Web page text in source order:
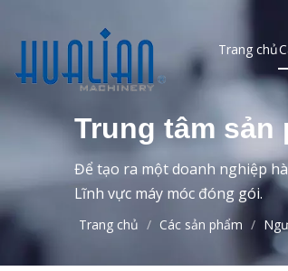
Trang chủ
Trung tâm sản
Để tạo ra một doanh nghiệp
Lĩnh vực máy móc đóng gói.
Trang chủ / Các sản phẩm /